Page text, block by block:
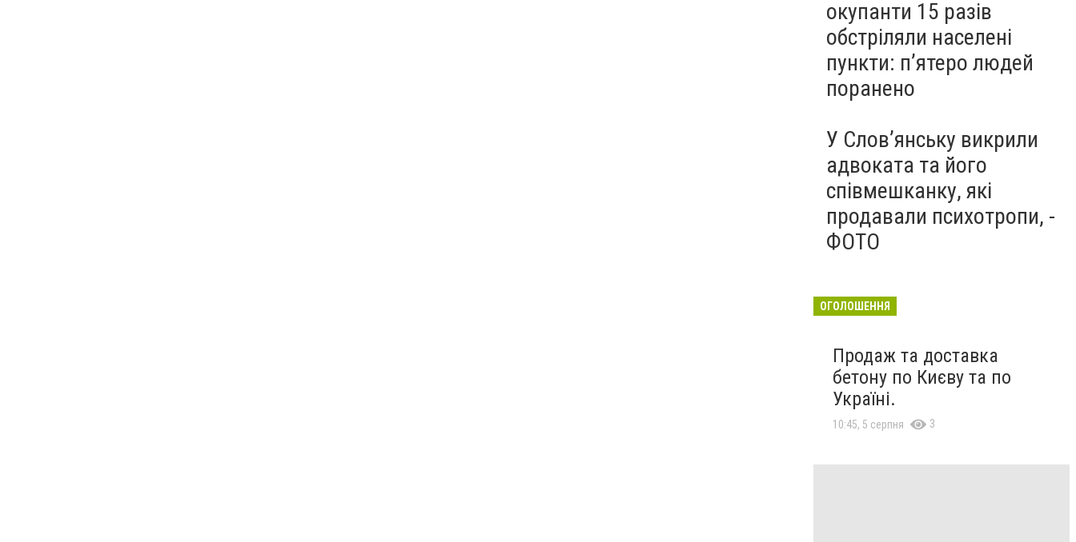
окупанти 15 разів
обстріляли населені
пункти: пʼятеро людей
поранено
У Слов’янську викрили
адвоката та його
співмешканку, які
продавали психотропи, -
ФОТО
ОГОЛОШЕННЯ
Продаж та доставка
бетону по Києву та по
Україні.
10:45, 5 серпня 3